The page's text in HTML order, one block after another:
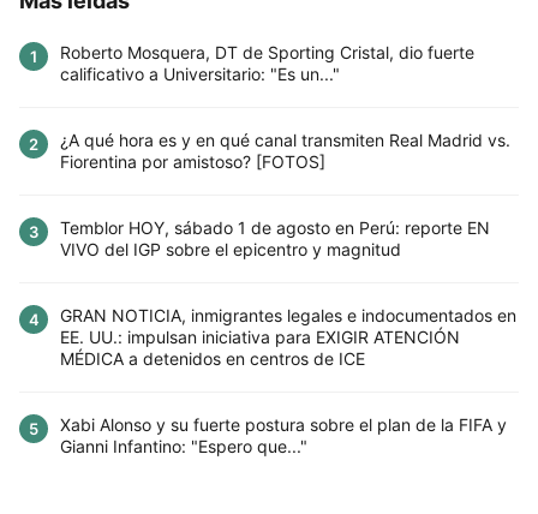
Este sitio utiliza cookies para mejorar la
1
Roberto Mosquera, DT de Sporting Cristal, dio fuerte
calificativo a Universitario: "Es un..."
2
¿A qué hora es y en qué canal transmiten Real Madrid vs.
Fiorentina por amistoso? [FOTOS]
3
Temblor HOY, sábado 1 de agosto en Perú: reporte EN
VIVO del IGP sobre el epicentro y magnitud
4
GRAN NOTICIA, inmigrantes legales e indocumentados en
EE. UU.: impulsan iniciativa para EXIGIR ATENCIÓN
MÉDICA a detenidos en centros de ICE
5
Xabi Alonso y su fuerte postura sobre el plan de la FIFA y
Gianni Infantino: "Espero que..."